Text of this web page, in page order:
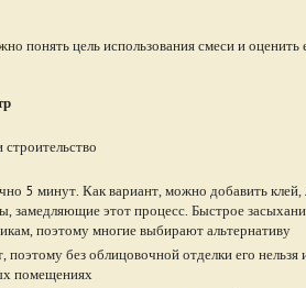
понять цель использования смеси и оценить
5 минут. Как вариант, можно добавить клей,
замедляющие этот процесс. Быстрое
поэтому многие выбирают альтернативу
поэтому без облицовочной отделки его нельзя
помещениях